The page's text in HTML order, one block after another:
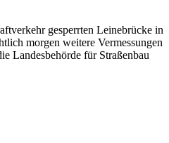
gesperrten Leinebrücke in
morgen weitere Vermessungen
Landesbehörde für Straßenbau